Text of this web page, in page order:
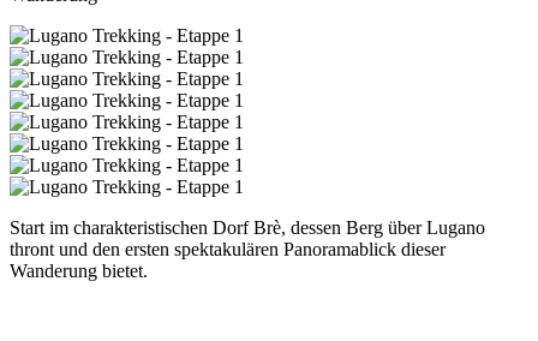
Start im charakteristischen Dorf Brè, dessen Berg über Lugano
thront und den ersten spektakulären Panoramablick dieser
Wanderung bietet.